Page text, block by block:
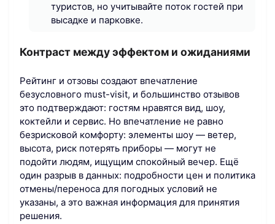
туристов, но учитывайте поток гостей при
высадке и парковке.
Контраст между эффектом и ожиданиями
Рейтинг и отзовы создают впечатление
безусловного must-visit, и большинство отзывов
это подтверждают: гостям нравятся вид, шоу,
коктейли и сервис. Но впечатление не равно
безрисковой комфорту: элементы шоу — ветер,
высота, риск потерять приборы — могут не
подойти людям, ищущим спокойный вечер. Ещё
один разрыв в данных: подробности цен и политика
отмены/переноса для погодных условий не
указаны, а это важная информация для принятия
решения.